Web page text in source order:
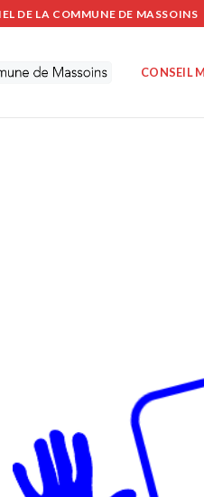
DE LA COMMUNE DE MASSOINS
CONSEIL